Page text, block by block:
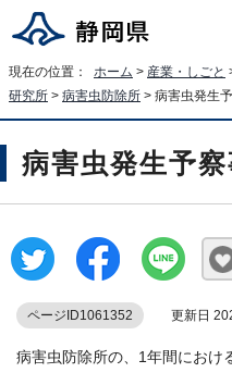
現在の位置： ホーム > 産業・しごと
研究所 > 病害虫防除所 > 病害虫発生
病害虫発生予
ページID1061352 更新日
病害虫防除所の、1年間におけ